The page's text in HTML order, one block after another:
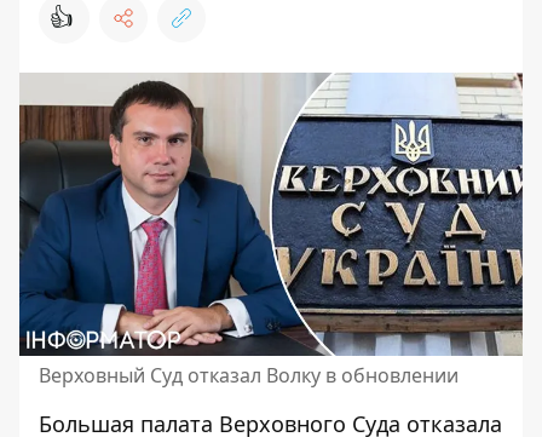
👍
Верховный Суд отказал Волку в обновлении
Большая палата Верховного Суда отказала